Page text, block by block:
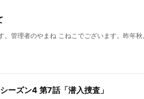
。管理者のやまね こねこでございます。昨年
ーズン4 第7話「潜入捜査」